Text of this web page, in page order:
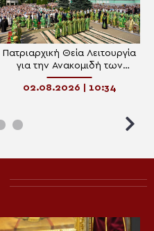
Πατριαρχική Θεία Λειτουργία
για την Ανακομιδή των
Λειψάνων του Οσίου
Σεραφείμ του Σαρώφ
02.08.2026 | 10:34